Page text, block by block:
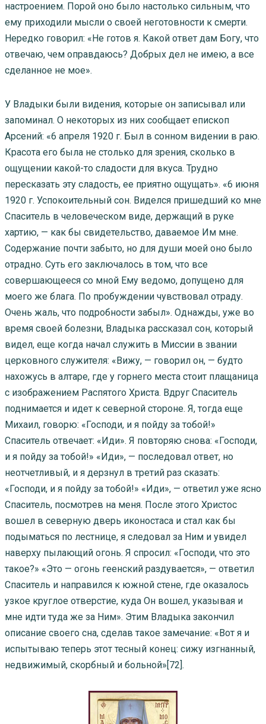
настроением. Порой оно было настолько сильным, что
ему приходили мысли о своей неготовности к смерти.
Нередко говорил: «Не готов я. Какой ответ дам Богу, что
отвечаю, чем оправдаюсь? Добрых дел не имею, а все
сделанное не мое».
У Владыки были видения, которые он записывал или
запоминал. О некоторых из них сообщает епископ
Арсений: «6 апреля 1920 г. Был в сонном видении в раю.
Красота его была не столько для зрения, сколько в
ощущении какой-то сладости для вкуса. Трудно
пересказать эту сладость, ее приятно ощущать». «6 июня
1920 г. Успокоительный сон. Виделся пришедший ко мне
Спаситель в человеческом виде, держащий в руке
хартию, — как бы свидетельство, даваемое Им мне.
Содержание почти забыто, но для души моей оно было
отрадно. Суть его заключалось в том, что все
совершающееся со мной Ему ведомо, допущено для
моего же блага. По пробуждении чувствовал отраду.
Очень жаль, что подробности забыл». Однажды, уже во
время своей болезни, Владыка рассказал сон, который
видел, еще когда начал служить в Миссии в звании
церковного служителя: «Вижу, — говорил он, — будто
нахожусь в алтаре, где у горнего места стоит плащаница
с изображением Распятого Христа. Вдруг Спаситель
поднимается и идет к северной стороне. Я, тогда еще
Михаил, говорю: «Господи, и я пойду за тобой!»
Спаситель отвечает: «Иди». Я повторяю снова: «Господи,
и я пойду за тобой!» «Иди», — последовал ответ, но
неотчетливый, и я дерзнул в третий раз сказать:
«Господи, и я пойду за тобой!» «Иди», — ответил уже ясно
Спаситель, посмотрев на меня. После этого Христос
вошел в северную дверь иконостаса и стал как бы
подыматься по лестнице, я следовал за Ним и увидел
наверху пылающий огонь. Я спросил: «Господи, что это
такое?» «Это — огонь геенский раздувается», — ответил
Спаситель и направился к южной стене, где оказалось
узкое круглое отверстие, куда Он вошел, указывая и
мне идти туда же за Ним». Этим Владыка закончил
описание своего сна, сделав такое замечание: «Вот я и
испытываю теперь этот тесный конец: сижу изгнанный,
недвижимый, скорбный и больной»[72].